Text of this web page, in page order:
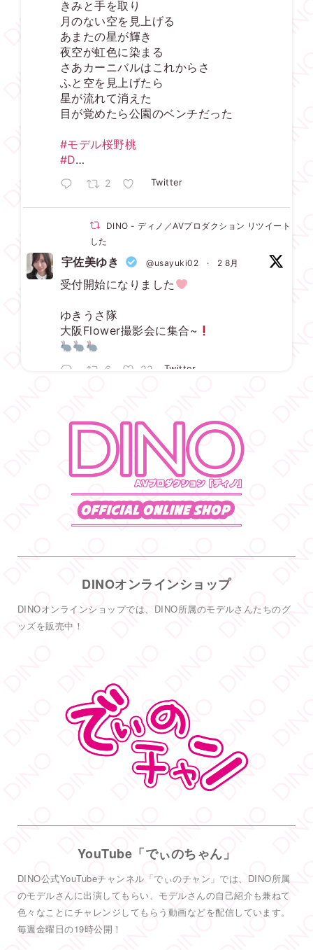
もっと見る フォロー
きみと手を取り
月のない空を見上げる
あまたの星が輝き
夜空が虹色に染まる
さあカーニバルはこれからさ
ふと空を見上げたら
星が流れて消えた
目が覚めたら公園のベンチだった
#モデル桜野桃
#D…
2 Twitter
DINO - ディノ／AVプロダクション リツイートされ
した
宇佐美ゆき @usayuki02 · 2 8月
受付開始になりました
ゆきうさ隊
大阪Flower撮影会に集合~
6 22 Twitter
した
宇佐美ゆき @usayuki02 3 8月
【満枠完売】
ありがとうございます
いっぱい楽しみましょうね
DINO - ディノ／AVプロダクション リツイートされ
DINO - ディノ／AVプロダクション
#DINOバニーチェキ会
5 38 Twitter
DINO - ディノ／AVプロダクション リツイートされ
#TRE初参戦#東実果
します。 2
6 55 Twitter
DINOオンラインショップ
DINOオンラインショップでは、DINO所属のモデルさんたちのグ
ッズを販売中！
YouTube「でぃのちゃん」
DINO公式YouTubeチャンネル「でぃのチャン」では、DINO所属
のモデルさんに出演してもらい、モデルさんの自己紹介も兼ねて
色々なことにチャレンジしてもらう動画などを配信しています。
毎週金曜日の19時公開！